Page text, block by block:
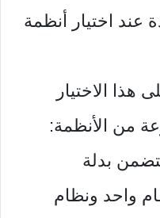
عند اختيار أنظمة
هذا الاختيار
من الأنظمة:
بدلة
واحد ونظام